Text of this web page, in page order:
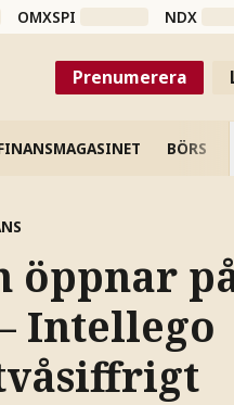
OMXSPI NDX
Prenumerera
BÖRS
öppnar
Intellego